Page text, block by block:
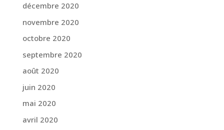
décembre 2020
novembre 2020
octobre 2020
septembre 2020
août 2020
juin 2020
mai 2020
avril 2020